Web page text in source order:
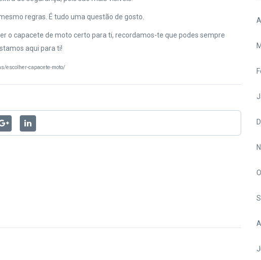
regras. É tudo uma questão de gosto.
o capacete de moto certo para ti, recordamos-te que podes sempre
aqui para ti!
escolher-capacete-moto/